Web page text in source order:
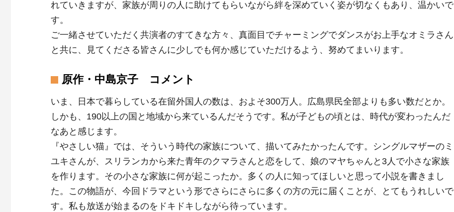
れていきますが、家族が周りの人に助けてもらいながら絆を深めていく姿が切なくもあり、温かいで
す。
ご一緒させていただく共演者のすてきな方々、真面目でチャーミングでダンスがお上手なオミラさん
と共に、見てくださる皆さんに少しでも何か感じていただけるよう、努めてまいります。
原作・中島京子 コメント
いま、日本で暮らしている在留外国人の数は、およそ300万人。広島県民全部よりも多い数だとか。
しかも、190以上の国と地域から来ているんだそうです。私が子どもの頃とは、時代が変わったんだ
なあと感じます。
『やさしい猫』では、そういう時代の家族について、描いてみたかったんです。シングルマザーのミ
ユキさんが、スリランカから来た青年のクマラさんと恋をして、娘のマヤちゃんと3人で小さな家族
を作ります。その小さな家族に何が起こったか。多くの人に知ってほしいと思って小説を書きまし
た。この物語が、今回ドラマという形でさらにさらに多くの方の元に届くことが、とてもうれしいで
す。私も放送が始まるのをドキドキしながら待っています。